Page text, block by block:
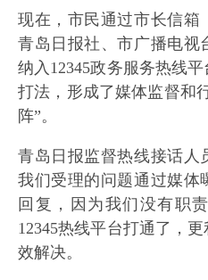
现在，市民通过市长信箱
青岛日报社、市广播电视
纳入12345政务服务热线
打法，形成了媒体监督和
阵”。
青岛日报监督热线接话人
我们受理的问题通过媒体
回复，因为我们没有职
12345热线平台打通了，
效解决。